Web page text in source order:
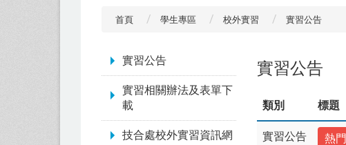
首頁 學生專區 校外實習 實習公告
實習公告
實習相關辦法及表單下
載
技合處校外實習資訊網
實習公告
類別 標題
實習公告 熱門